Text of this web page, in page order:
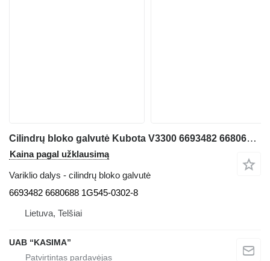
Cilindrų bloko galvutė Kubota V3300 6693482 6680688 1G545-0302-8 mini krautuvo Bobcat S220
Kaina pagal užklausimą
Variklio dalys - cilindrų bloko galvutė
6693482 6680688 1G545-0302-8
Lietuva, Telšiai
UAB “KASIMA”